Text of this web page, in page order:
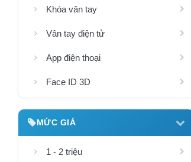
Khóa vân tay
Vân tay điện tử
App điện thoại
Face ID 3D
MỨC GIÁ
1 - 2 triệu